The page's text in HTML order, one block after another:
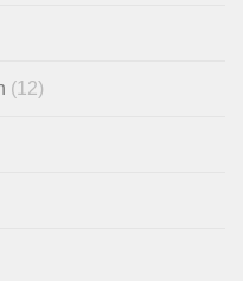
(12)